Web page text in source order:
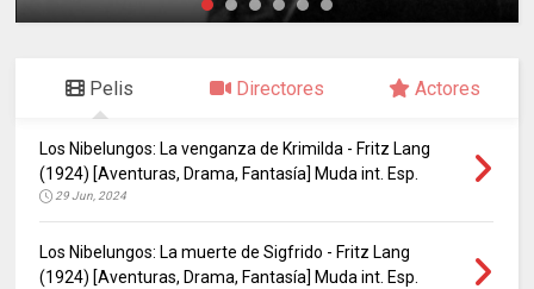
Pelis Directores Actores
Los Nibelungos: La venganza de Krimilda - Fritz Lang
(1924) [Aventuras, Drama, Fantasía] Muda int. Esp.
29 Jun, 2024
Los Nibelungos: La muerte de Sigfrido - Fritz Lang
(1924) [Aventuras, Drama, Fantasía] Muda int. Esp.